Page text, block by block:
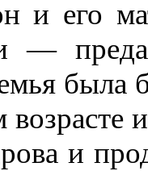
и его
—
была
и